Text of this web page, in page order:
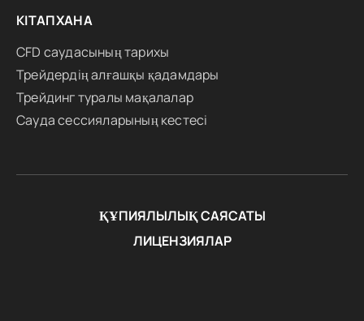
КІТАПХАНА
CFD саудасының тарихы
Трейдердің алғашқы қадамдары
Трейдинг туралы мақалалар
Сауда сессияларының кестесі
ҚҰПИЯЛЫЛЫҚ САЯСАТЫ
ЛИЦЕНЗИЯЛАР